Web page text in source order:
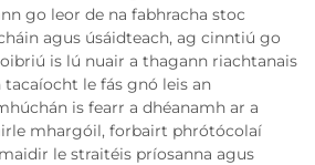
go leor de na fabhracha stoc
agus úsáidteach, ag cinntiú go
is lú nuair a thagann riachtanais
tacaíocht le fás gnó leis an
is fearr a dhéanamh ar a
mhargóil, forbairt phrótócolaí
le straitéis príosanna agus